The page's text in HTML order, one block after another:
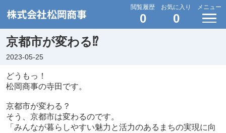
閲覧履歴
0
お気に入り
0
メニュー
京都市が変わる⁉︎
2023-05-25
どうもっ！
松岡商事の寺田です。
京都市が変わる？
そう、京都市は変わるのです。
「みんなが暮らしやすい魅力と活力のあるまちの実現に向